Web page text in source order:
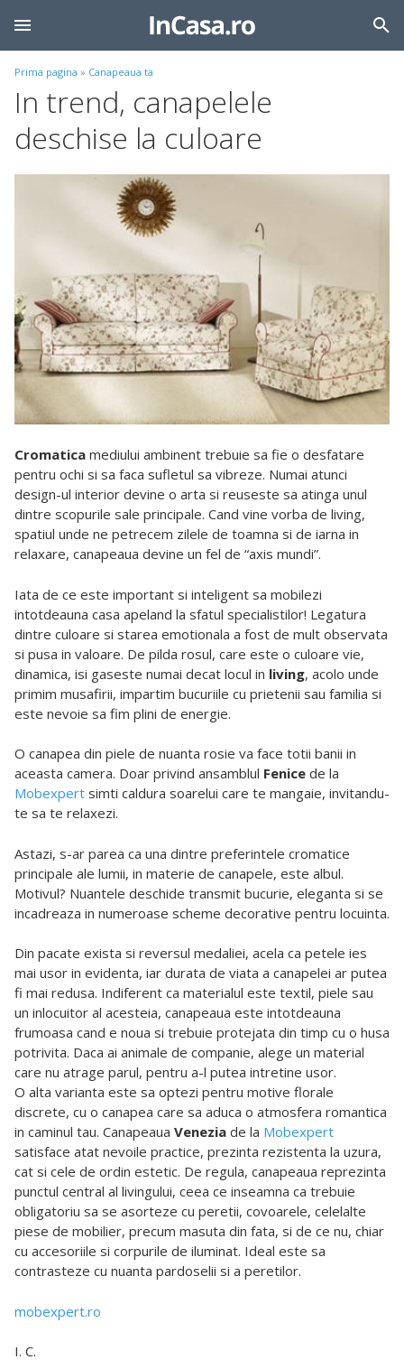
Prima pagina » Canapeaua ta
In trend, canapelele
deschise la culoare
Cromatica mediului ambinent trebuie sa fie o desfatare
pentru ochi si sa faca sufletul sa vibreze. Numai atunci
design-ul interior devine o arta si reuseste sa atinga unul
dintre scopurile sale principale. Cand vine vorba de living,
spatiul unde ne petrecem zilele de toamna si de iarna in
relaxare, canapeaua devine un fel de “axis mundi”.
Iata de ce este important si inteligent sa mobilezi
intotdeauna casa apeland la sfatul specialistilor! Legatura
dintre culoare si starea emotionala a fost de mult observata
si pusa in valoare. De pilda rosul, care este o culoare vie,
dinamica, isi gaseste numai decat locul in living, acolo unde
primim musafirii, impartim bucuriile cu prietenii sau familia si
este nevoie sa fim plini de energie.
O canapea din piele de nuanta rosie va face totii banii in
aceasta camera. Doar privind ansamblul Fenice de la
Mobexpert simti caldura soarelui care te mangaie, invitandu-
te sa te relaxezi.
Astazi, s-ar parea ca una dintre preferintele cromatice
principale ale lumii, in materie de canapele, este albul.
Motivul? Nuantele deschide transmit bucurie, eleganta si se
incadreaza in numeroase scheme decorative pentru locuinta.
Din pacate exista si reversul medaliei, acela ca petele ies
mai usor in evidenta, iar durata de viata a canapelei ar putea
fi mai redusa. Indiferent ca materialul este textil, piele sau
un inlocuitor al acesteia, canapeaua este intotdeauna
frumoasa cand e noua si trebuie protejata din timp cu o husa
potrivita. Daca ai animale de companie, alege un material
care nu atrage parul, pentru a-l putea intretine usor.
O alta varianta este sa optezi pentru motive florale
discrete, cu o canapea care sa aduca o atmosfera romantica
in caminul tau. Canapeaua Venezia de la Mobexpert
satisface atat nevoile practice, prezinta rezistenta la uzura,
cat si cele de ordin estetic. De regula, canapeaua reprezinta
punctul central al livingului, ceea ce inseamna ca trebuie
obligatoriu sa se asorteze cu peretii, covoarele, celelalte
piese de mobilier, precum masuta din fata, si de ce nu, chiar
cu accesoriile si corpurile de iluminat. Ideal este sa
contrasteze cu nuanta pardoselii si a peretilor.
mobexpert.ro
I. C.